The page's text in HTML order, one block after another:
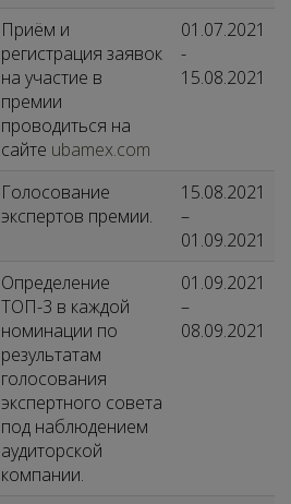
Приём и
регистрация заявок
на участие в
премии
проводиться на
сайте ubamex.com
01.07.2021
-
15.08.2021
Голосование
экспертов премии.
15.08.2021
–
01.09.2021
Определение
ТОП-3 в каждой
номинации по
результатам
голосования
экспертного совета
под наблюдением
аудиторской
компании.
01.09.2021
–
08.09.2021